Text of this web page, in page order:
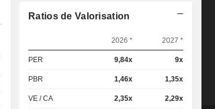
Ratios de Valorisation
2026 * 2027 *
PER 9,84x 9x
PBR 1,46x 1,35x
VE / CA 2,35x 2,29x